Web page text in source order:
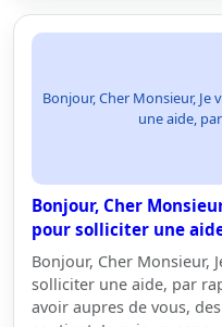
Bonjour, Cher Monsieur,
une aide,
Bonjour, Cher
pour solliciter une
Bonjour, Cher Monsieur,
solliciter une aide, par
avoir aupres de vous,